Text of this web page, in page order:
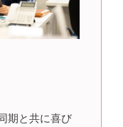
期と共に喜び